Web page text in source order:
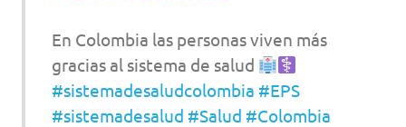
En Colombia las personas viven más
gracias al sistema de salud
#sistemadesaludcolombia #EPS
#sistemadesalud #Salud #Colombia